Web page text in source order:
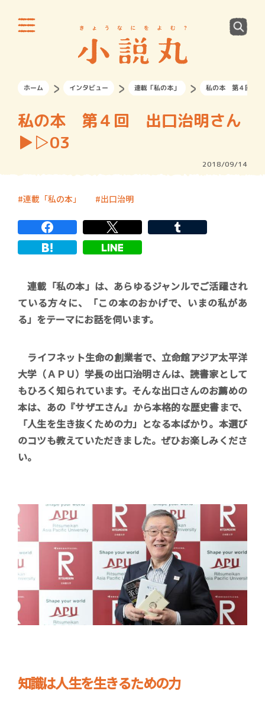
ホーム インタビュー 連載「私の本」 私の本 第４回
私の本 第４回 出口治明さん
▶︎▷03
2018/09/14
連載「私の本」 出口治明
連載「私の本」は、あらゆるジャンルでご活躍され
ている方々に、「この本のおかげで、いまの私があ
る」をテーマにお話を伺います。
ライフネット生命の創業者で、立命館アジア太平洋
大学（ＡＰＵ）学長の出口治明さんは、読書家として
もひろく知られています。そんな出口さんのお薦めの
本は、あの『サザエさん』から本格的な歴史書まで、
「人生を生き抜くための力」となる本ばかり。本選び
のコツも教えていただきました。ぜひお楽しみくださ
い。
知識は人生を生きるための力